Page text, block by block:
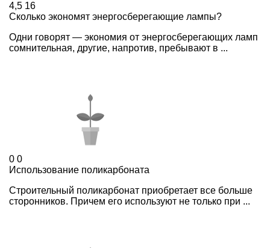
4,5 16
Сколько экономят энергосберегающие лампы?
Одни говорят — экономия от энергосберегающих ламп
сомнительная, другие, напротив, пребывают в ...
0 0
Использование поликарбоната
Строительный поликарбонат приобретает все больше
сторонников. Причем его используют не только при ...